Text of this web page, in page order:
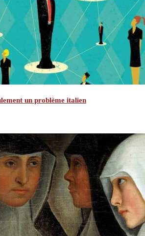
un problème italien